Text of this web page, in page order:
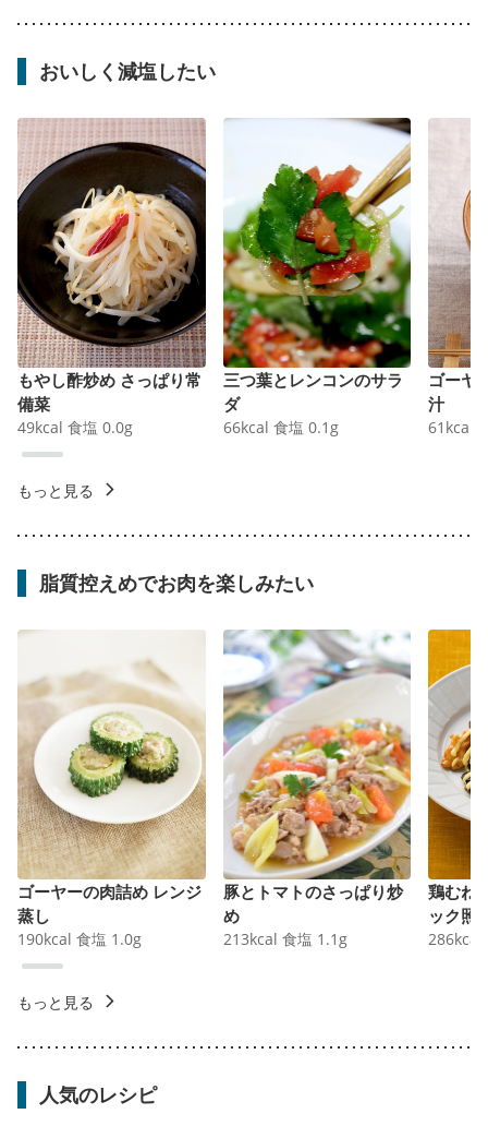
おいしく減塩したい
もやし酢炒め さっぱり常
備菜
49kcal 食塩 0.0g
三つ葉とレンコンのサラ
ダ
66kcal 食塩 0.1 g
ゴーヤ
汁
61 kcal
もっと見る
脂質控えめでお肉を楽しみたい
ゴーヤーの肉詰め レンジ
蒸し
190kcal 食塩 1.0g
豚とトマトのさっぱり炒
め
213kcal 食塩 1.1 g
鶏むね
ック照
286kcal
もっと見る
人気のレシピ